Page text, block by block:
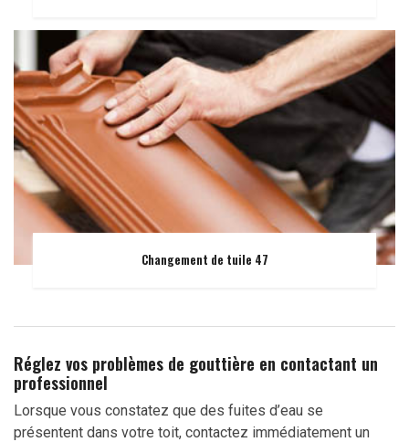
Changement de tuile 47
Réglez vos problèmes de gouttière en contactant un
professionnel
Lorsque vous constatez que des fuites d’eau se
présentent dans votre toit, contactez immédiatement un